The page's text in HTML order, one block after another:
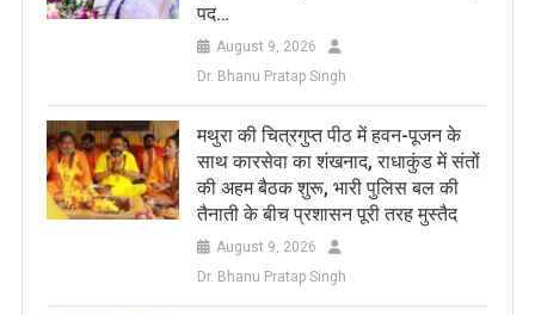
पद…
August 9, 2026
Dr. Bhanu Pratap Singh
मथुरा की चित्रगुप्त पीठ में हवन-पूजन के
साथ कारसेवा का शंखनाद, राधाकुंड में संतों
की अहम बैठक शुरू, भारी पुलिस बल की
तैनाती के बीच प्रशासन पूरी तरह मुस्तैद
August 9, 2026
Dr. Bhanu Pratap Singh